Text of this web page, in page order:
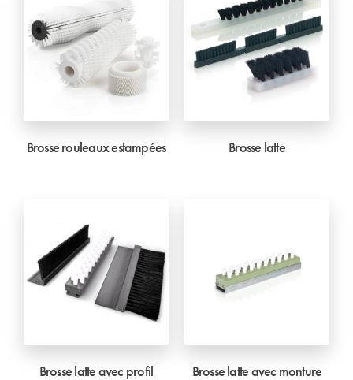
Brosse rouleaux estampées Brosse latte
Brosse latte avec profil
Brosse latte avec monture